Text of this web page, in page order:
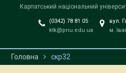
Карпатський національний
(0342) 78 81 05
ktk@pnu.edu.ua
вул.
м.
Головна скр32